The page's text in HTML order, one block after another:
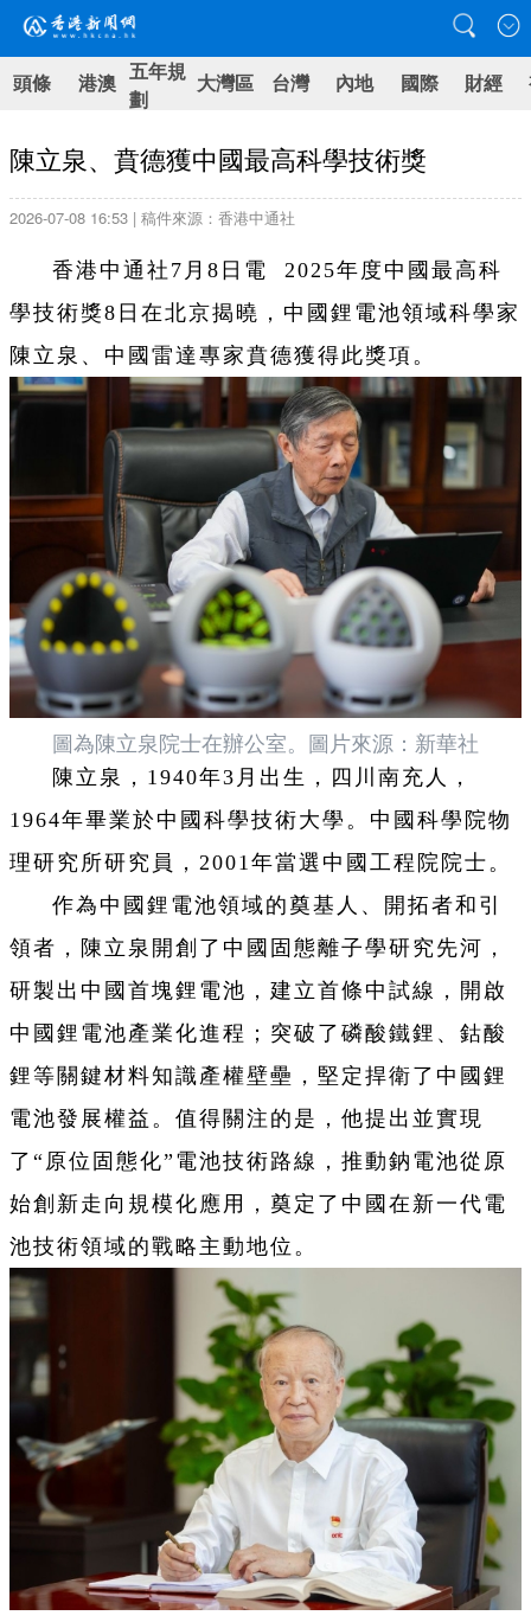
頭條 港澳 五年規
劃
大灣區 台灣 內地 國際 財經
陳立泉、賁德獲中國最高科學技術獎
2026-07-08 16:53 | 稿件來源：香港中通社
香港中通社7月8日電 2025年度中國最高科
學技術獎8日在北京揭曉，中國鋰電池領域科學家
陳立泉、中國雷達專家賁德獲得此獎項。
圖為陳立泉院士在辦公室。圖片來源：新華社
陳立泉，1940年3月出生，四川南充人，
1964年畢業於中國科學技術大學。中國科學院物
理研究所研究員，2001年當選中國工程院院士。
作為中國鋰電池領域的奠基人、開拓者和引
領者，陳立泉開創了中國固態離子學研究先河，
研製出中國首塊鋰電池，建立首條中試線，開啟
中國鋰電池產業化進程；突破了磷酸鐵鋰、鈷酸
鋰等關鍵材料知識產權壁壘，堅定捍衛了中國鋰
電池發展權益。值得關注的是，他提出並實現
了“原位固態化”電池技術路線，推動鈉電池從原
始創新走向規模化應用，奠定了中國在新一代電
池技術領域的戰略主動地位。